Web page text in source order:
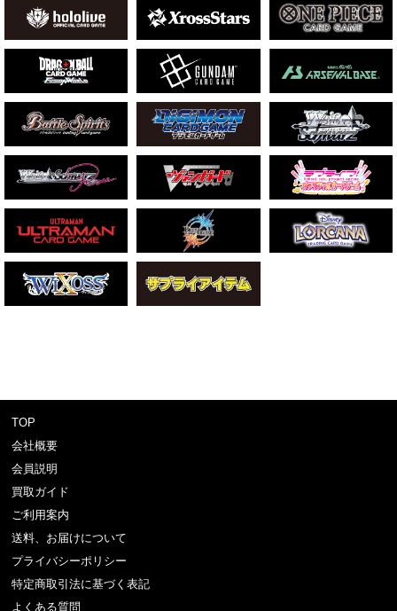
TOP
会社概要
会員説明
買取ガイド
ご利用案内
送料、お届けについて
プライバシーポリシー
特定商取引法に基づく表記
よくある質問